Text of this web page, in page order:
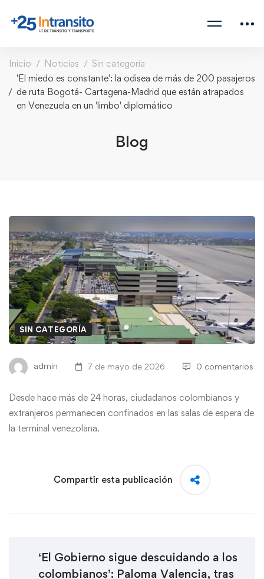
Inicio Noticias
Sin categoría
'El miedo es constante': la odisea de más de 200 pasajeros
de ruta Bogotá- Cartagena-Madrid que están atrapados
en Venezuela en un 'limbo' diplomático
Blog
SIN CATEGORÍA
admin 7 de mayo de 2026 0 comentarios
Desde hace más de 24 horas, ciudadanos colombianos y
extranjeros permanecen confinados en las salas de espera de
la terminal venezolana.
Compartir esta publicación
‘El Gobierno sigue descuidando a los
colombianos’: Paloma Valencia, tras